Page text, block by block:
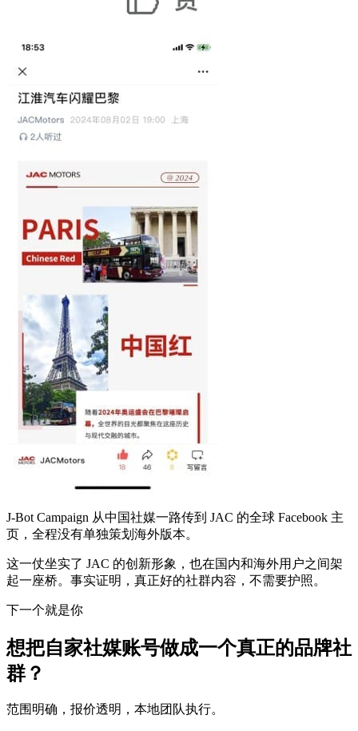
J-Bot Campaign 从中国社媒一路传到 JAC 的全球 Facebook 主
页，全程没有单独策划海外版本。
这一仗坐实了 JAC 的创新形象，也在国内和海外用户之间架
起一座桥。事实证明，真正好的社群内容，不需要护照。
下一个就是你
想把自家社媒账号做成一个真正的品牌社
群？
范围明确，报价透明，本地团队执行。